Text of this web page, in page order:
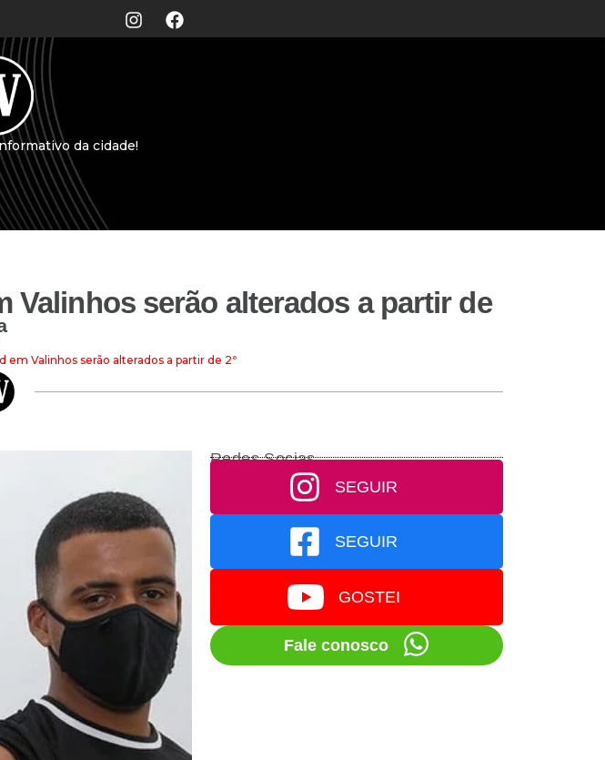
da cidade!
Valinhos serão alterados a partir de
em Valinhos serão alterados a partir de 2ª
Redes Socias
SEGUIR
SEGUIR
GOSTEI
Fale conosco